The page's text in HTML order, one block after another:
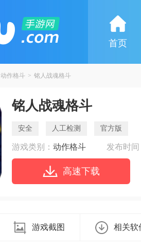
首页
动作格斗 > 铭人战魂格斗
铭人战魂格斗
安全 人工检测 官方版
游戏类别： 动作格斗 发布时间
高速下载
游戏截图 相关软